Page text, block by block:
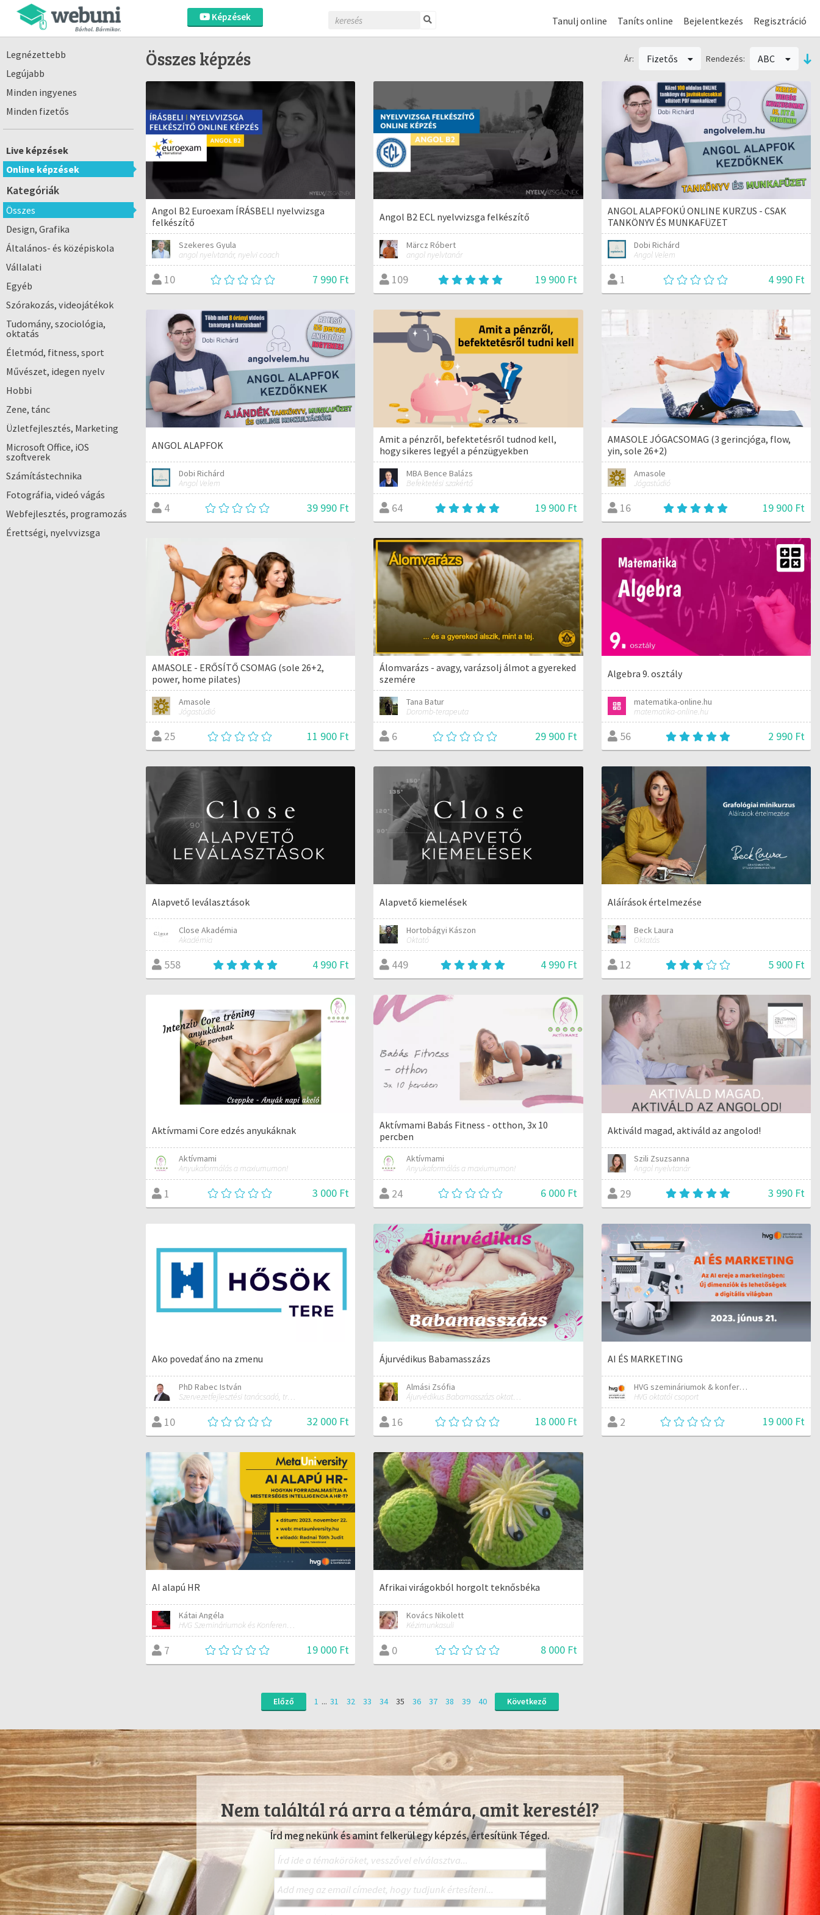
Képzések Tanulj online Taníts online Bejelentkezés Regisztráció
Legnézettebb
Legújabb
Minden ingyenes
Minden fizetős
Live képzések
Online képzések
Kategóriák
Összes
Design, Grafika
Általános- és középiskola
Vállalati
Egyéb
Szórakozás, videojátékok
Tudomány, szociológia,
oktatás
Életmód, fitness, sport
Művészet, idegen nyelv
Hobbi
Zene, tánc
Üzletfejlesztés, Marketing
Microsoft Office, iOS
szoftverek
Számítástechnika
Fotográfia, videó vágás
Webfejlesztés, programozás
Érettségi, nyelvvizsga
Összes képzés Ár: Fizetős Rendezés: ABC
Angol B2 Euroexam ÍRÁSBELI nyelvvizsga
felkészítő
Szekeres Gyula
angol nyelvtanár, nyelvi coach
10 7 990 Ft
Angol B2 ECL nyelvvizsga felkészítő
Märcz Róbert
angol nyelvtanár
109 19 900 Ft
ANGOL ALAPFOKÚ ONLINE KURZUS - CSAK
TANKÖNYV ÉS MUNKAFÜZET
Dobi Richárd
Angol Velem
1 4 990 Ft
ANGOL ALAPFOK
Dobi Richárd
Angol Velem
4 39 990 Ft
Amit a pénzről, befektetésről tudnod kell,
hogy sikeres legyél a pénzügyekben
MBA Bence Balázs
Befektetési szakértő
64 19 900 Ft
AMASOLE JÓGACSOMAG (3 gerincjóga, flow,
yin, sole 26+2)
Amasole
Jógastúdió
16 19 900 Ft
AMASOLE - ERŐSÍTŐ CSOMAG (sole 26+2,
power, home pilates)
Amasole
Jógastúdió
25 11 900 Ft
Álomvarázs - avagy, varázsolj álmot a gyereked
szemére
Tana Batur
Doromb-terapeuta
6 29 900 Ft
Algebra 9. osztály
matematika-online.hu
matematika-online.hu
56 2 990 Ft
Alapvető leválasztások
Close Akadémia
Akadémia
558 4 990 Ft
Alapvető kiemelések
Hortobágyi Kászon
Oktató
449 4 990 Ft
Aláírások értelmezése
Beck Laura
Oktatás
12 5 900 Ft
Aktívmami Core edzés anyukáknak
Aktívmami
Anyukaformálás a maxiumumon!
1 3 000 Ft
Aktívmami Babás Fitness - otthon, 3x 10
percben
Aktívmami
Anyukaformálás a maxiumumon!
24 6 000 Ft
Aktiváld magad, aktiváld az angolod!
Szili Zsuzsanna
Angol nyelvtanár
29 3 990 Ft
Ako povedať áno na zmenu
PhD Rabec István
Szervezetfejlesztési tanácsadó, tréner
10 32 000 Ft
Ájurvédikus Babamasszázs
Almási Zsófia
Ájurvédikus Babamasszázs oktató, Meseterapeuta
16 18 000 Ft
AI ÉS MARKETING
HVG szemináriumok & konferenciák
HVG oktatói csoport
2 19 000 Ft
AI alapú HR
Kátai Angéla
HVG Szemináriumok és Konferenciák
7 19 000 Ft
Afrikai virágokból horgolt teknősbéka
Kovács Nikolett
Kézimunkasuli
0 8 000 Ft
Előző 1 ... 31 32 33 34 35 36 37 38 39 40 Következő
Nem találtál rá arra a témára, amit kerestél?
Írd meg nekünk és amint felkerül egy képzés, értesítünk Téged.